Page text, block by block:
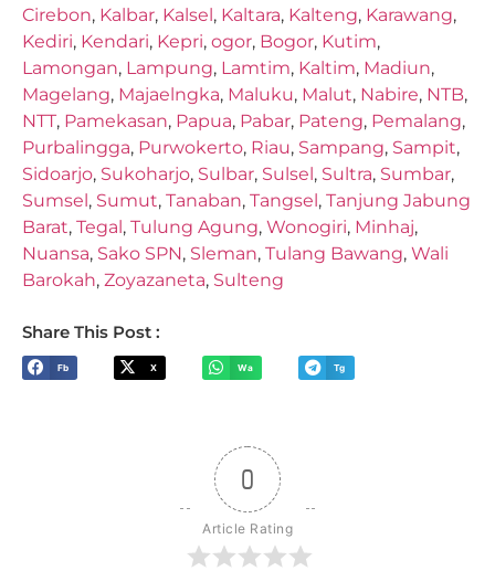
Cirebon, Kalbar, Kalsel, Kaltara, Kalteng, Karawang,
Kediri, Kendari, Kepri, ogor, Bogor, Kutim,
Lamongan, Lampung, Lamtim, Kaltim, Madiun,
Magelang, Majaelngka, Maluku, Malut, Nabire, NTB,
NTT, Pamekasan, Papua, Pabar, Pateng, Pemalang,
Purbalingga, Purwokerto, Riau, Sampang, Sampit,
Sidoarjo, Sukoharjo, Sulbar, Sulsel, Sultra, Sumbar,
Sumsel, Sumut, Tanaban, Tangsel, Tanjung Jabung
Barat, Tegal, Tulung Agung, Wonogiri, Minhaj,
Nuansa, Sako SPN, Sleman, Tulang Bawang, Wali
Barokah, Zoyazaneta, Sulteng
Share This Post :
Fb X Wa Tg
0
Article Rating